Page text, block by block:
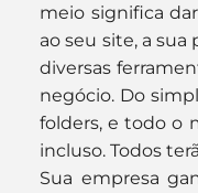
meio significa
ao seu site, a sua
diversas
negócio. Do
folders, e todo o
incluso. Todos
Sua empresa